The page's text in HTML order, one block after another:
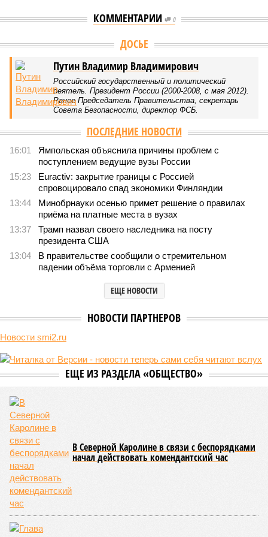
КОММЕНТАРИИ 0
Версия //Общество //Мы могли бы жить сотни лет, но этого никогда не
Мы могли бы жить сотни лет, но этого никогда не будет
Возраст бессмертия
Мы могли бы жить сотни лет, но этого никогда не будет (фото: Deep
Vision)
Как бы мы ни старались, достигнуть бессмертия у человека не
получится никогда, даже при самых совершенных технологиях и
самой совершенной медицине. Точку в многолетних дебатах о
долголетии поставило новое исследование российских учёных: в
теории максимальный предел жизни – 194 года. Но и этот
возраст практически вряд ли достижим – во всём виноваты
В 2023 году в статье, опубликованной в научном издании
Cell.com, были описаны 12 признаков старения. К ним
относятся – не пугайтесь учёных терминов – повышенная
вероятность генетических мутаций при делении клетки,
неспособность контролировать выработку и поддержание
белков, а также дисфункция митохондрий. Некоторые из
этих признаков обратимы. Во всяком случае, таковы
предположения исследователей. Например, одним из
признаков биологического старения является уменьшение
длины теломер (защитных «колпачков» на концах
хромосом) – такое можно исправить и заодно увеличить
продолжительность жизни.
Но первая и главная проблема, пишет издание Medical
News Today, в соматических мутациях. Это изменения в
генетическом коде любой клетки организма (кроме
сперматозоидов и яйцеклеток), которые являются